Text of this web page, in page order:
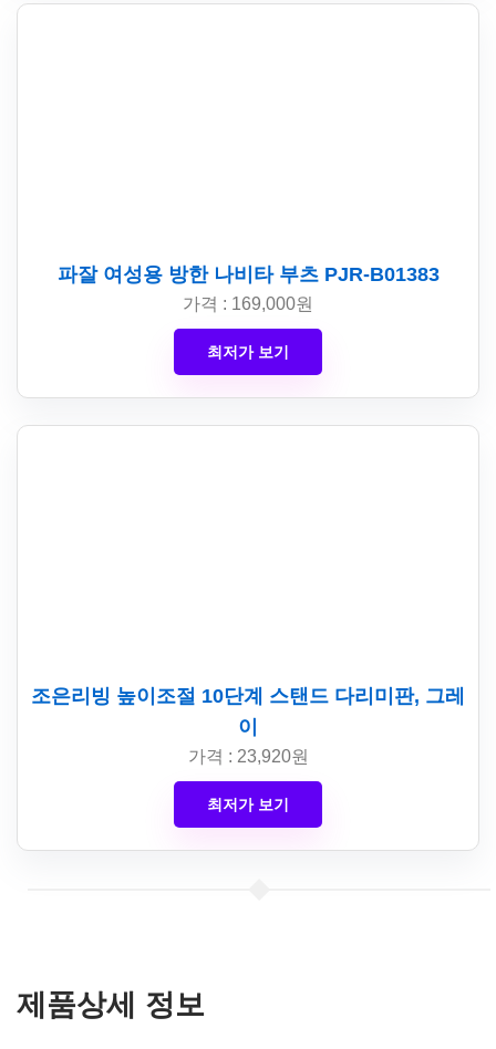
파잘 여성용 방한 나비타 부츠 PJR-B01383
가격 : 169,000원
최저가 보기
조은리빙 높이조절 10단계 스탠드 다리미판, 그레
이
가격 : 23,920원
최저가 보기
제품상세 정보